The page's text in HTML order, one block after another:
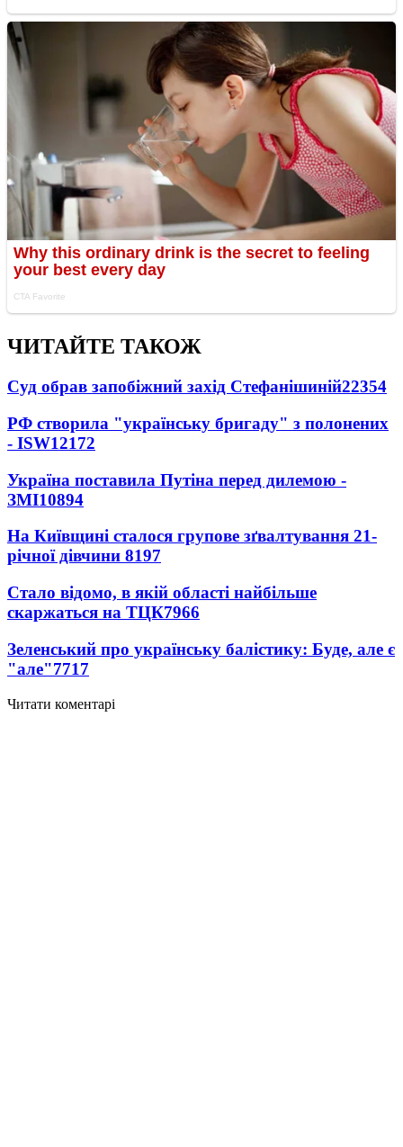
ЧИТАЙТЕ ТАКОЖ
Суд обрав запобіжний захід Стефанішиній22354
РФ створила "українську бригаду" з полонених
- ISW12172
Україна поставила Путіна перед дилемою -
ЗМІ10894
На Київщині сталося групове зґвалтування 21-
річної дівчини 8197
Стало відомо, в якій області найбільше
скаржаться на ТЦК7966
Зеленський про українську балістику: Буде, але є
"але"7717
Читати коментарі